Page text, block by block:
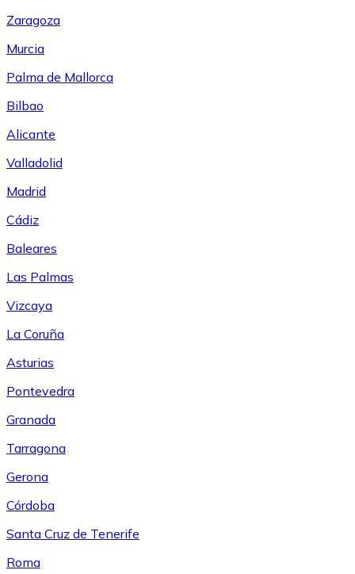
Zaragoza
Murcia
Palma de Mallorca
Bilbao
Alicante
Valladolid
Madrid
Cádiz
Baleares
Las Palmas
Vizcaya
La Coruña
Asturias
Pontevedra
Granada
Tarragona
Gerona
Córdoba
Santa Cruz de Tenerife
Roma